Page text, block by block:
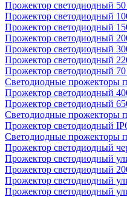
Прожектор светодиодный
Прожектор светодиодный
Прожектор светодиодный
Прожектор светодиодный
Прожектор светодиодный
Прожектор светодиодный
Прожектор светодиодный
Светодиодные прожекторы
Прожектор светодиодный
Прожектор светодиодный
Светодиодные прожекторы
Прожектор светодиодный
Светодиодные прожекторы
Прожектор светодиодный
Прожектор светодиодный
Прожектор светодиодный
Прожектор светодиодный
Прожектор светодиодный